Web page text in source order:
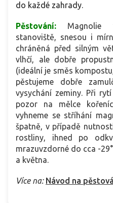
do každé zahrady.
Pěstování:
Magnolie
stanoviště, snesou i
chráněná před silným
vlhčí, ale dobře
(ideální je směs
pěstujeme dobře
vysychání zeminy. Při
pozor na mělce
vyhneme se stříhání
špatně, v případě
rostliny, ihned po
mrazuvzdorné do cca -
a května.
Více na: Návod na